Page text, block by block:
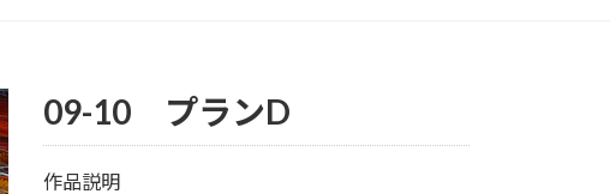
09-10 プランD
作品説明